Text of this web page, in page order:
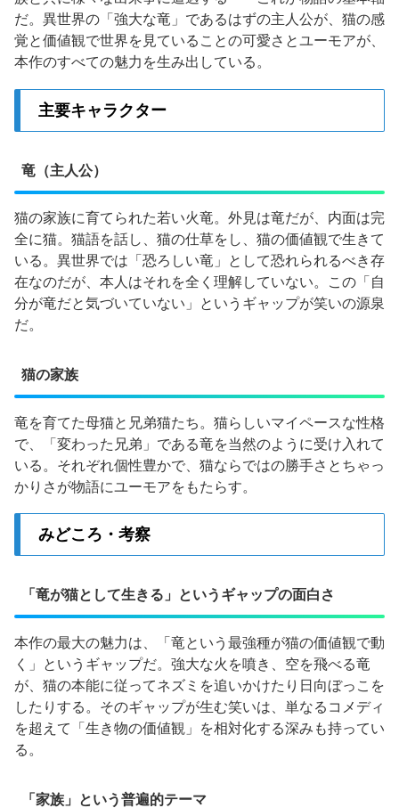
だ。異世界の「強大な竜」であるはずの主人公が、猫の感
覚と価値観で世界を見ていることの可愛さとユーモアが、
本作のすべての魅力を生み出している。
主要キャラクター
竜（主人公）
猫の家族に育てられた若い火竜。外見は竜だが、内面は完
全に猫。猫語を話し、猫の仕草をし、猫の価値観で生きて
いる。異世界では「恐ろしい竜」として恐れられるべき存
在なのだが、本人はそれを全く理解していない。この「自
分が竜だと気づいていない」というギャップが笑いの源泉
だ。
猫の家族
竜を育てた母猫と兄弟猫たち。猫らしいマイペースな性格
で、「変わった兄弟」である竜を当然のように受け入れて
いる。それぞれ個性豊かで、猫ならではの勝手さとちゃっ
かりさが物語にユーモアをもたらす。
みどころ・考察
「竜が猫として生きる」というギャップの面白さ
本作の最大の魅力は、「竜という最強種が猫の価値観で動
く」というギャップだ。強大な火を噴き、空を飛べる竜
が、猫の本能に従ってネズミを追いかけたり日向ぼっこを
したりする。そのギャップが生む笑いは、単なるコメディ
を超えて「生き物の価値観」を相対化する深みも持ってい
る。
「家族」という普遍的テーマ